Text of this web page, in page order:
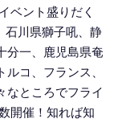
ベント盛りだく
石川県獅子吼、静
分一、鹿児島県奄
コ、フランス、
なところでフライ
開催！知れば知